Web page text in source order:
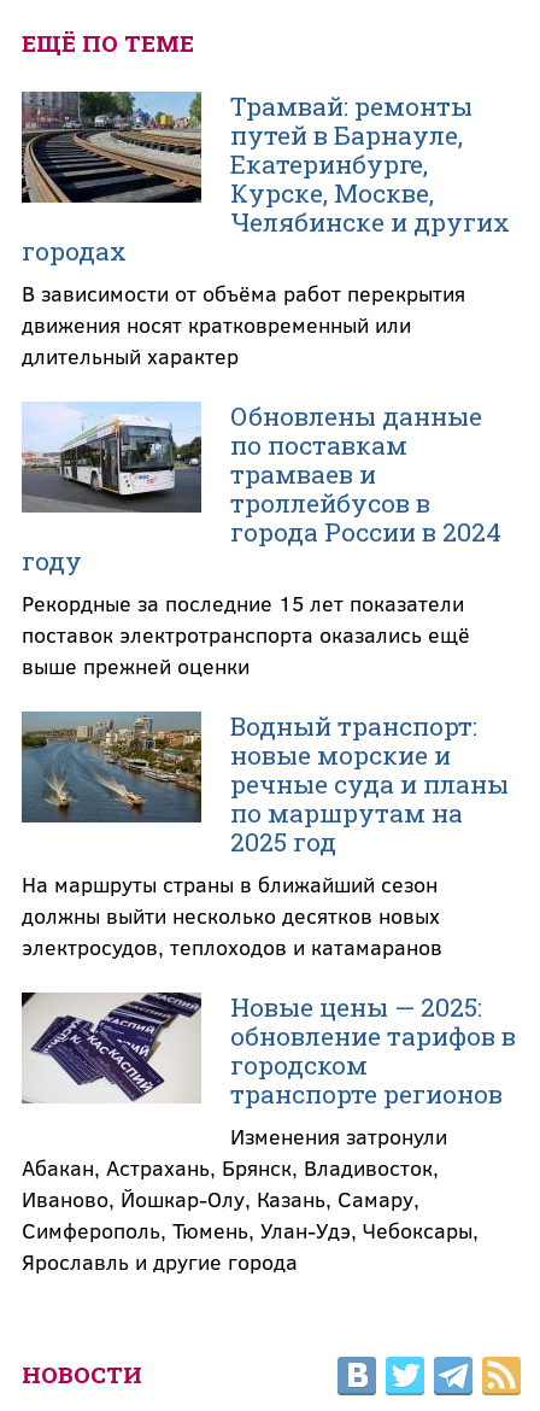
ЕЩЁ ПО ТЕМЕ
Трамвай: ремонты
путей в Барнауле,
Екатеринбурге,
Курске, Москве,
Челябинске и других
городах
В зависимости от объёма работ перекрытия
движения носят кратковременный или
длительный характер
Обновлены данные
по поставкам
трамваев и
троллейбусов в
города России в 2024
году
Рекордные за последние 15 лет показатели
поставок электротранспорта оказались ещё
выше прежней оценки
Водный транспорт:
новые морские и
речные суда и планы
по маршрутам на
2025 год
На маршруты страны в ближайший сезон
должны выйти несколько десятков новых
электросудов, теплоходов и катамаранов
Новые цены — 2025:
обновление тарифов в
городском
транспорте регионов
Изменения затронули
Абакан, Астрахань, Брянск, Владивосток,
Иваново, Йошкар-Олу, Казань, Самару,
Симферополь, Тюмень, Улан-Удэ, Чебоксары,
Ярославль и другие города
НОВОСТИ